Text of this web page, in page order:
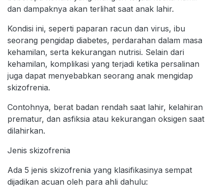
dan dampaknya akan terlihat saat anak lahir.
Kondisi ini, seperti paparan racun dan virus, ibu
seorang pengidap diabetes, perdarahan dalam masa
kehamilan, serta kekurangan nutrisi. Selain dari
kehamilan, komplikasi yang terjadi ketika persalinan
juga dapat menyebabkan seorang anak mengidap
skizofrenia.
Contohnya, berat badan rendah saat lahir, kelahiran
prematur, dan asfiksia atau kekurangan oksigen saat
dilahirkan.
Jenis skizofrenia
Ada 5 jenis skizofrenia yang klasifikasinya sempat
dijadikan acuan oleh para ahli dahulu: